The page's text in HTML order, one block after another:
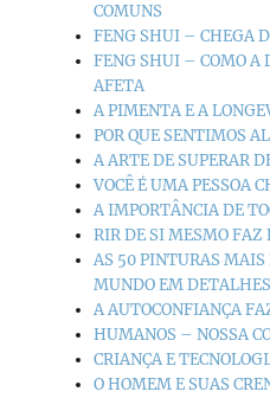
COMUNS
FENG SHUI – CHEGA
FENG SHUI – COMO A
AFETA
A PIMENTA E A
POR QUE SENTIMOS
A ARTE DE SUPERAR
VOCÊ É UMA PESSOA
A IMPORTÂNCIA DE
RIR DE SI MESMO FAZ
AS 50 PINTURAS MAIS
MUNDO EM DETALHES
A AUTOCONFIANÇA
HUMANOS – NOSSA
CRIANÇA E
O HOMEM E SUAS